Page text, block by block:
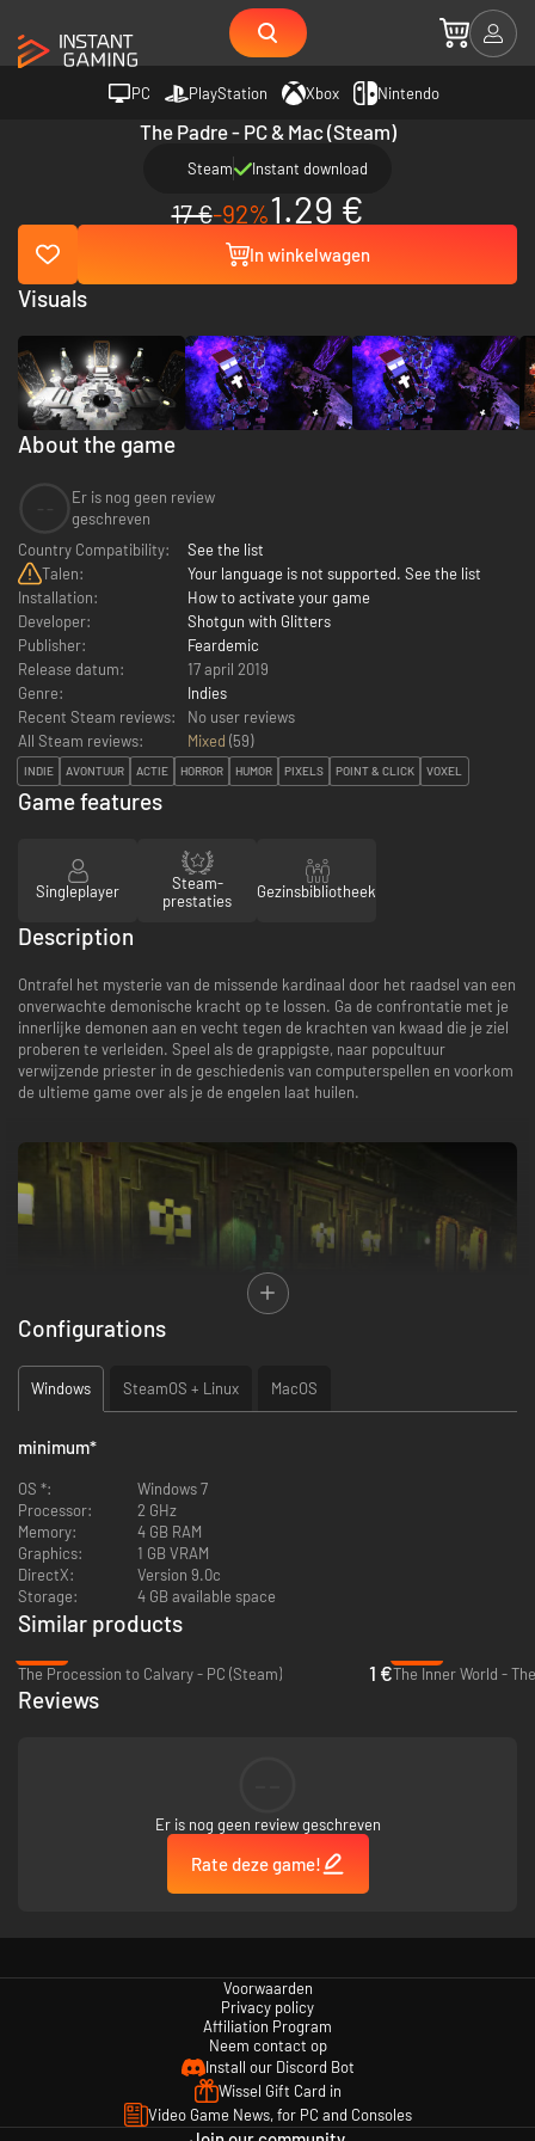
PC PlayStation Xbox Nintendo
The Padre - PC & Mac (Steam)
Steam Instant download
17 €-92%1.29 €
In winkelwagen
About the game
Er is nog geen review
geschreven
Country Compatibility:
See the list
Talen:
Your language is not supported. See the list
Installation:
How to activate your game
Developer:
Shotgun with Glitters
Publisher:
Feardemic
Release datum:
17 april 2019
Genre:
Indies
Recent Steam reviews:
No user reviews
All Steam reviews:
Mixed (59)
INDIE AVONTUUR ACTIE HORROR HUMOR PIXELS POINT & CLICK VOXEL
Visuals
Game features
Singleplayer
Steam-
prestaties
Gezinsbibliotheek
Description
Ontrafel het mysterie van de missende kardinaal door het raadsel van een
onverwachte demonische kracht op te lossen. Ga de confrontatie met je
innerlijke demonen aan en vecht tegen de krachten van kwaad die je ziel
proberen te verleiden. Speel als de grappigste, naar popcultuur
verwijzende priester in de geschiedenis van computerspellen en voorkom
de ultieme game over als je de engelen laat huilen.
The Padre is een 3D horror-avonturenspel in retro-stijl met sterke
verwijzingen naar de klassieke horrorspellen. De duistere opvallende
atmosfeer wordt regelmatig onderbroken door de verdorven humor van
de altijd grappige Padre. Gebruik je brein om uitdagende puzzels op te
lossen en je vechtkunsten om monsters te verslaan, terwijl je
ondertussen de mysteries probeert op te lossen van het landhuis en van
jezelf, en van het eeuwige gevecht tussen goed en kwaad. Maar let goed
Configurations
Windows SteamOS + Linux MacOS
minimum*
OS *:
Windows 7
Processor:
2 GHz
Memory:
4 GB RAM
Graphics:
1 GB VRAM
DirectX:
Version 9.0c
Storage:
4 GB available space
Similar products
The Procession to Calvary - PC (Steam)
1 €
Reviews
Er is nog geen review geschreven
Rate deze game!
Voorwaarden
Privacy policy
Affiliation Program
Neem contact op
Install our Discord Bot
Wissel Gift Card in
Video Game News, for PC and Consoles